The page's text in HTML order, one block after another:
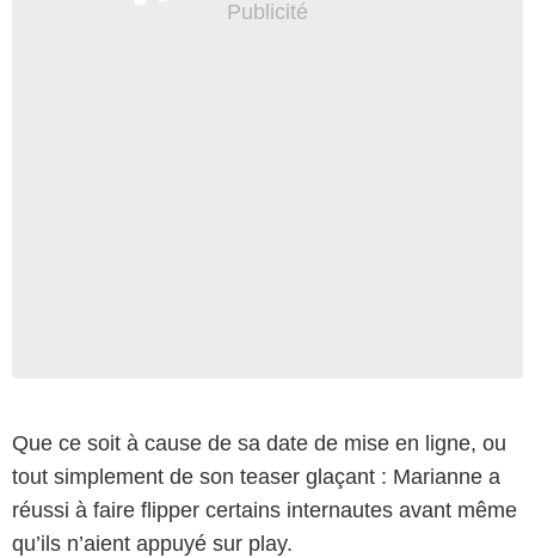
Que ce soit à cause de sa date de mise en ligne, ou
tout simplement de son teaser glaçant : Marianne a
réussi à faire flipper certains internautes avant même
qu’ils n’aient appuyé sur play.